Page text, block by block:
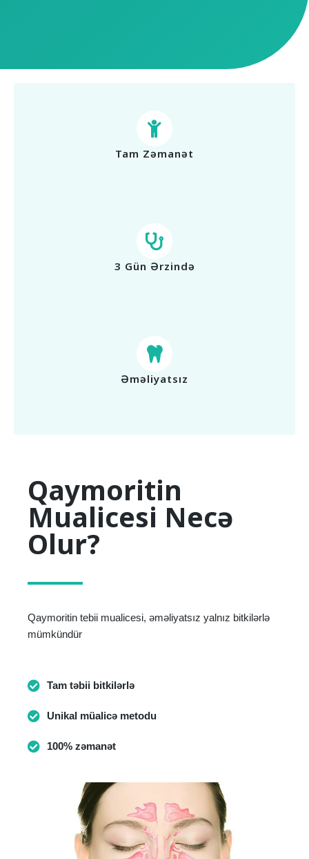
Tam Zəmanət
3 Gün Ərzində
Əməliyatsız
Qaymoritin
Mualicesi Necə
Olur?
Qaymoritin tebii mualicesi, əməliyatsız yalnız bitkilərlə
mümkündür
Tam təbii bitkilərlə
Unikal müalicə metodu
100% zəmanət